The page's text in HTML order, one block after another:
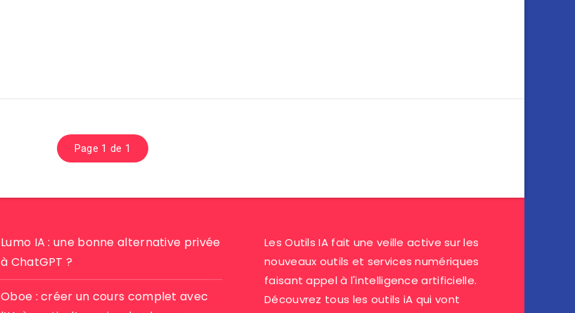
Page 1 de 1
Lumo IA : une bonne alternative privée
à ChatGPT ?
Oboe : créer un cours complet avec
Les Outils IA fait une veille active sur les
nouveaux outils et services numériques
faisant appel à l'intelligence artificielle.
Découvrez tous les outils iA qui vont